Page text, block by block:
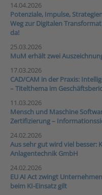
14.04.2026
Potenziale, Impulse,
Weg zur Digitalen
da!
25.03.2026
MuM erhält zwei
17.03.2026
CAD/CAM in der Praxis:
– Titelthema im
11.03.2026
Mensch und Maschine
Zertifizierung –
24.02.2026
Aus sehr gut wird viel besser:
Anlagentechnik GmbH
24.02.2026
EU AI Act zwingt
beim KI-Einsatz gilt